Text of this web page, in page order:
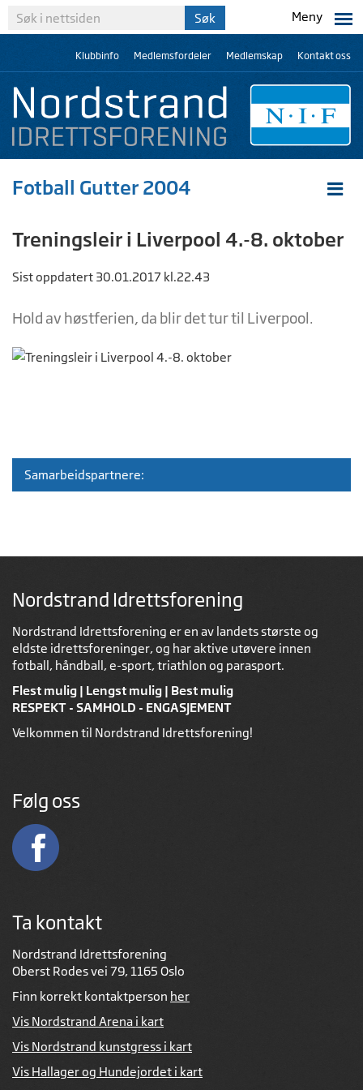
Meny
Klubbinfo Medlemsfordeler Medlemskap Kontakt oss
Fotball Gutter 2004
Treningsleir i Liverpool 4.-8. oktober
Sist oppdatert 30.01.2017 kl.22.43
Hold av høstferien, da blir det tur til Liverpool.
Samarbeidspartnere:
Nordstrand Idrettsforening
Nordstrand Idrettsforening er en av landets største og
eldste idrettsforeninger, og har aktive utøvere innen
fotball, håndball, e-sport, triathlon og parasport.
Flest mulig | Lengst mulig | Best mulig
RESPEKT - SAMHOLD - ENGASJEMENT
Velkommen til Nordstrand Idrettsforening!
Følg oss
Ta kontakt
Nordstrand Idrettsforening
Oberst Rodes vei 79, 1165 Oslo
Finn korrekt kontaktperson her
Vis Nordstrand Arena i kart
Vis Nordstrand kunstgress i kart
Vis Hallager og Hundejordet i kart